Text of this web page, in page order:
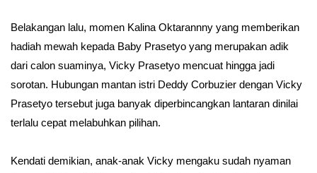
Belakangan lalu, momen Kalina Oktarannny yang memberikan
hadiah mewah kepada Baby Prasetyo yang merupakan adik
dari calon suaminya, Vicky Prasetyo mencuat hingga jadi
sorotan. Hubungan mantan istri Deddy Corbuzier dengan Vicky
Prasetyo tersebut juga banyak diperbincangkan lantaran dinilai
terlalu cepat melabuhkan pilihan.
Kendati demikian, anak-anak Vicky mengaku sudah nyaman